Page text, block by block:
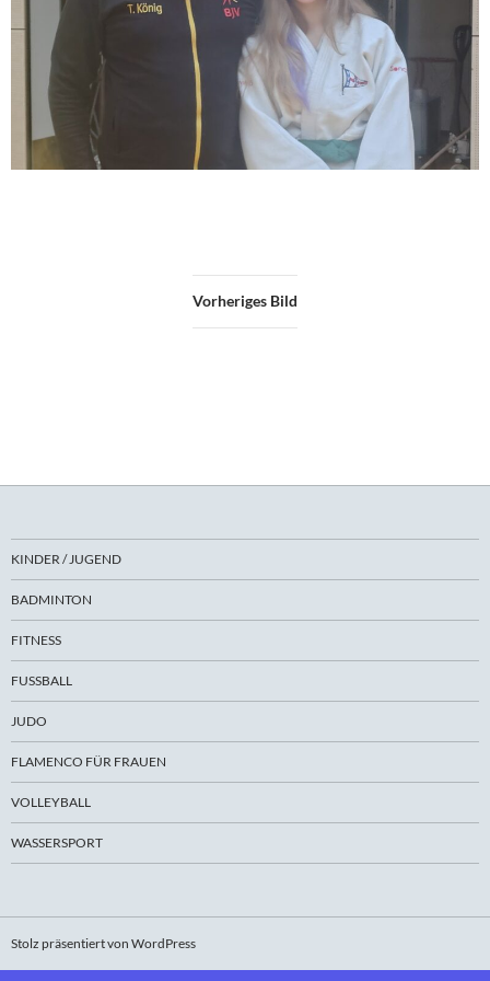
Vorheriges Bild
KINDER / JUGEND
BADMINTON
FITNESS
FUSSBALL
JUDO
FLAMENCO FÜR FRAUEN
VOLLEYBALL
WASSERSPORT
Stolz präsentiert von WordPress